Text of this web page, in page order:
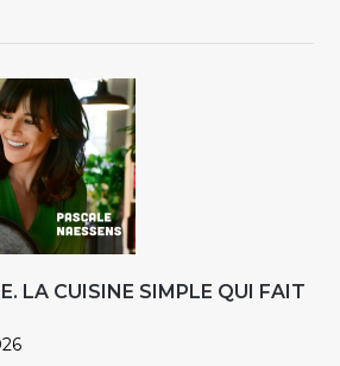
LA CUISINE SIMPLE QUI FAIT